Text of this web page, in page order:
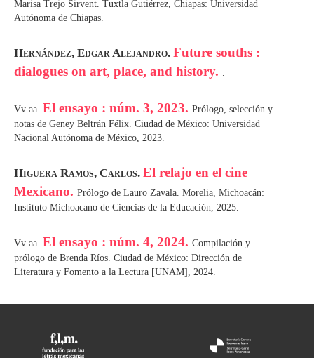
Marisa Trejo Sirvent. Tuxtla Gutiérrez, Chiapas: Universidad
Autónoma de Chiapas.
Hernández, Edgar Alejandro. Future souths :
dialogues on art, place, and history. .
Vv aa. El ensayo : núm. 3, 2023. Prólogo, selección y
notas de Geney Beltrán Félix. Ciudad de México: Universidad
Nacional Autónoma de México, 2023.
Higuera Ramos, Carlos. El relajo en el cine
Mexicano. Prólogo de Lauro Zavala. Morelia, Michoacán:
Instituto Michoacano de Ciencias de la Educación, 2025.
Vv aa. El ensayo : núm. 4, 2024. Compilación y
prólogo de Brenda Ríos. Ciudad de México: Dirección de
Literatura y Fomento a la Lectura [UNAM], 2024.